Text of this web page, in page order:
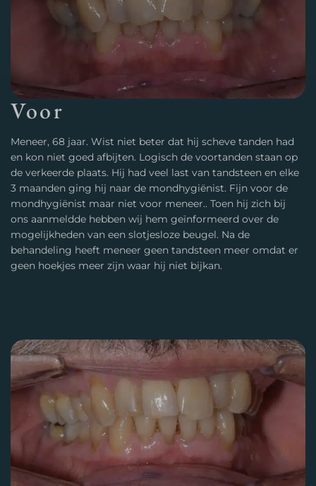
Voor
Meneer, 68 jaar. Wist niet beter dat hij scheve tanden had
en kon niet goed afbijten. Logisch de voortanden staan op
de verkeerde plaats. Hij had veel last van tandsteen en elke
3 maanden ging hij naar de mondhygiënist. Fijn voor de
mondhygiënist maar niet voor meneer.. Toen hij zich bij
ons aanmeldde hebben wij hem geïnformeerd over de
mogelijkheden van een slotjesloze beugel. Na de
behandeling heeft meneer geen tandsteen meer omdat er
geen hoekjes meer zijn waar hij niet bijkan.